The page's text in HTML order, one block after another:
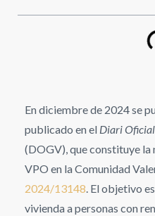
En diciembre de 2024 se
publicado en el Diari
(DOGV), que constituye la
VPO en la Comunidad
2024/13148. El objetivo
vivienda a personas con